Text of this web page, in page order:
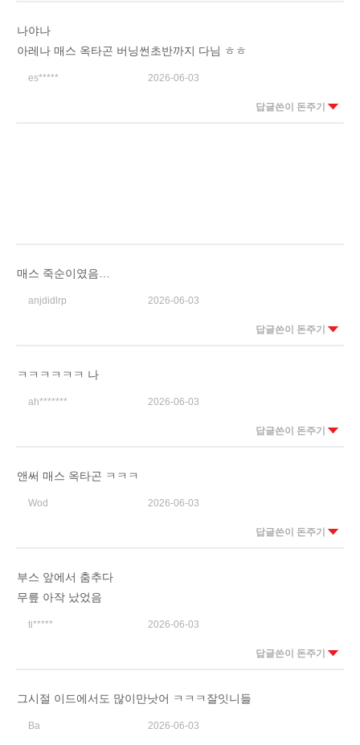
나야나
아레나 매스 옥타곤 버닝썬초반까지 다님 ㅎㅎ
es***** 2026-06-03
답글쓴이 돈주기
매스 죽순이였음…
anjdidlrp 2026-06-03
답글쓴이 돈주기
ㅋㅋㅋㅋㅋㅋ 나
ah******* 2026-06-03
답글쓴이 돈주기
앤써 매스 옥타곤 ㅋㅋㅋ
Wod 2026-06-03
답글쓴이 돈주기
부스 앞에서 춤추다
무릎 아작 났었음
ti***** 2026-06-03
답글쓴이 돈주기
그시절 이드에서도 많이만낫어 ㅋㅋㅋ잘잇니들
Ba 2026-06-03